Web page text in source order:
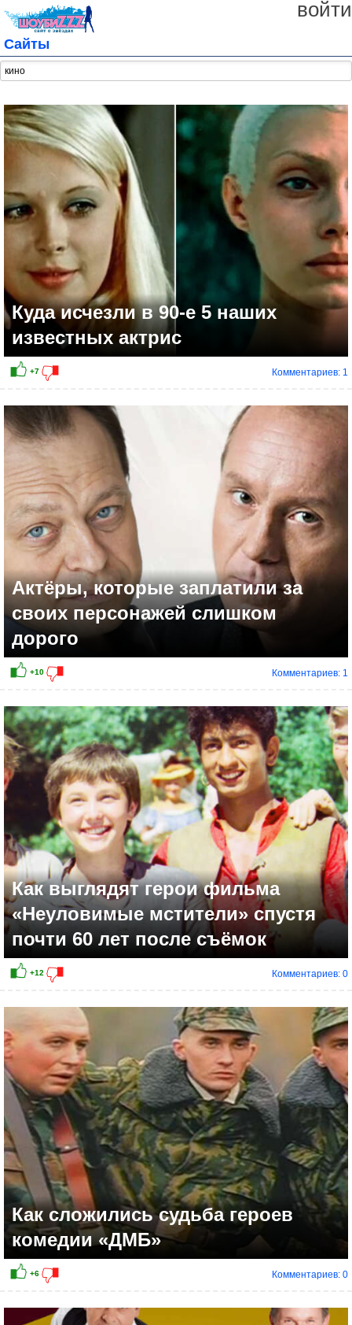
войти
Сайты
Куда исчезли в 90-е 5 наших
известных актрис
+7
Комментариев: 1
Актёры, которые заплатили за
своих персонажей слишком
дорого
Комментариев: 1
Как выглядят герои фильма
«Неуловимые мстители» спустя
почти 60 лет после съёмок
Комментариев: 0
Как сложились судьба героев
комедии «ДМБ»
Комментариев: 0